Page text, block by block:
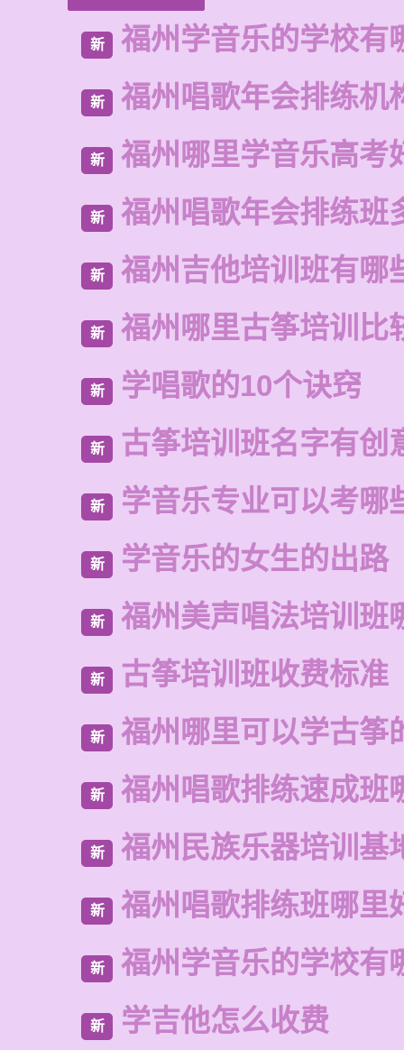
新 福州学音乐的学校有
新 福州唱歌年会排练机
新 福州哪里学音乐高考
新 福州唱歌年会排练班
新 福州吉他培训班有哪
新 福州哪里古筝培训比
新 学唱歌的10个诀窍
新 古筝培训班名字有创
新 学音乐专业可以考哪
新 学音乐的女生的出路
新 福州美声唱法培训班
新 古筝培训班收费标准
新 福州哪里可以学古筝
新 福州唱歌排练速成班
新 福州民族乐器培训基
新 福州唱歌排练班哪里
新 福州学音乐的学校有
新 学吉他怎么收费